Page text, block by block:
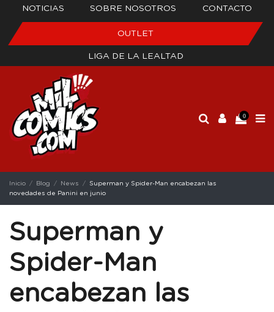
NOTICIAS SOBRE NOSOTROS CONTACTO
OUTLET
LIGA DE LA LEALTAD
0
Inicio Blog News
Superman y Spider-Man encabezan las
novedades de Panini en junio
Superman y
Spider-Man
encabezan las